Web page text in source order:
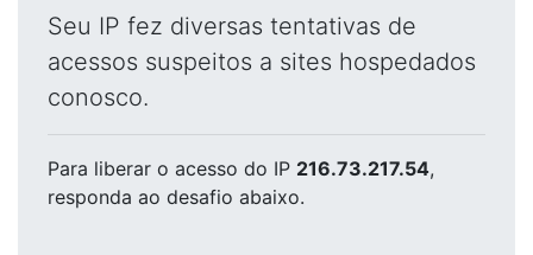
Seu IP fez diversas tentativas de
acessos suspeitos a sites hospedados
conosco.
Para liberar o acesso do IP 216.73.217.54,
responda ao desafio abaixo.